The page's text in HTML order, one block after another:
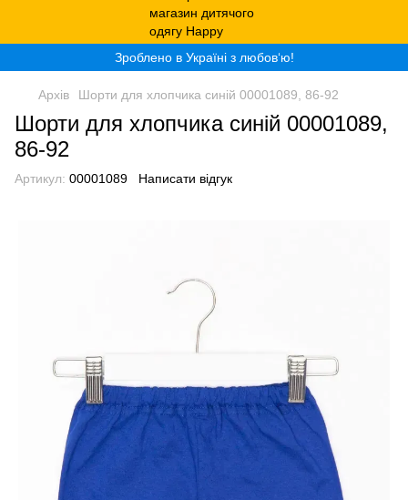
Зроблено в Україні з любов‘ю!
Архів Шорти для хлопчика синій 00001089, 86-92
Шорти для хлопчика синій 00001089,
86-92
Артикул: 00001089 Написати відгук